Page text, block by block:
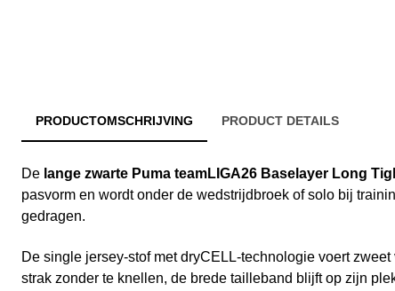
PRODUCTOMSCHRIJVING PRODUCT DETAILS
De lange zwarte Puma teamLIGA26 Baselayer Long
pasvorm en wordt onder de wedstrijdbroek of solo bij
gedragen.
De single jersey-stof met dryCELL-technologie voert
strak zonder te knellen, de brede tailleband blijft op zijn